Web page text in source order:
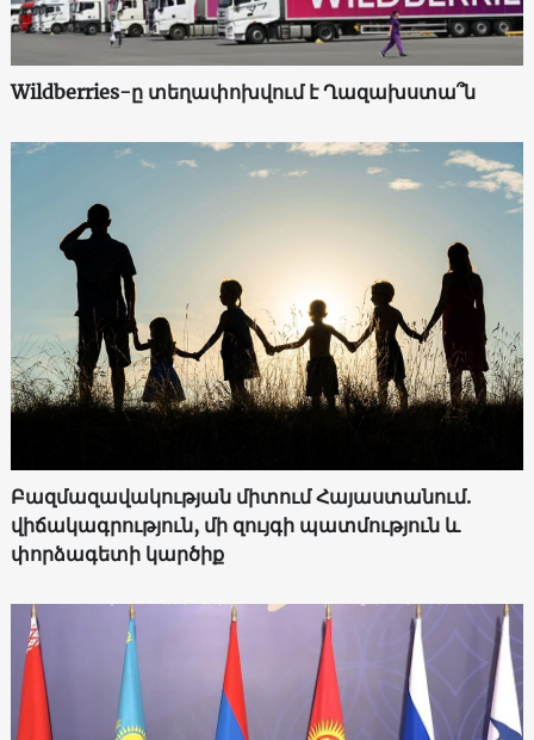
Wildberries-ը տեղափոխվում է Ղազախստա՞ն
Բազմազավակության միտում Հայաստանում.
վիճակագրություն, մի զույգի պատմություն և
փորձագետի կարծիք